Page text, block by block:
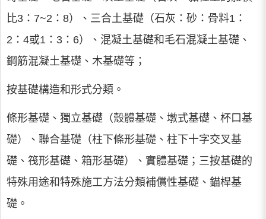
比3：7~2：8）、三合土基礎（石灰：砂：骨料1：
2：4或1：3：6）、混凝土基礎和毛石混凝土基礎、
鋼筋混凝土基礎、木基礎等；
按基礎構造和形式分類。
條形基礎、獨立基礎（殼體基礎、墩式基礎、杯口基
礎）、聯合基礎（柱下條形基礎、柱下十字交叉基
礎、筏形基礎、箱形基礎）、實體基礎；三按基礎的
特殊用途和特殊施工方法分類補償性基礎、錨桿基
礎。